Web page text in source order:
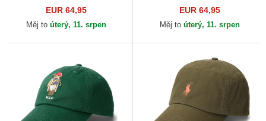
Classic Sport Polo Ralph
Lauren
EUR 64,95
Měj to úterý, 11. srpen
Classic Sport Polo Ralph
Lauren
EUR 64,95
Měj to úterý, 11. srpen